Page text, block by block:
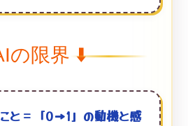
の限界 ⬇️
と＝「0→1」の動機と感